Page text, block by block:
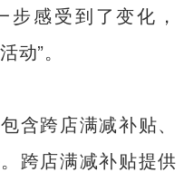
感受到了变化，
动”。
含跨店满减补贴、
跨店满减补贴提供